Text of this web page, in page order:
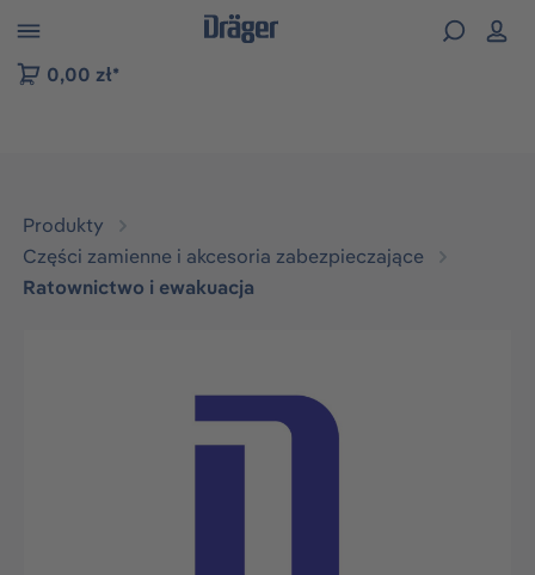
do nawigacji na platformie B2B
0,00 zł*
Produkty
Części zamienne i akcesoria zabezpieczające
Ratownictwo i ewakuacja
Pomiń galerię zdjęć